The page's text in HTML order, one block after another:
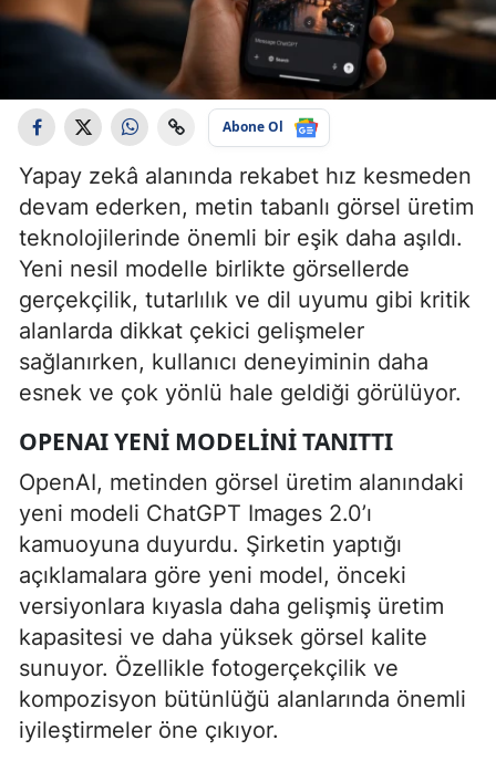
Abone Ol
Yapay zekâ alanında rekabet hız kesmeden
devam ederken, metin tabanlı görsel üretim
teknolojilerinde önemli bir eşik daha aşıldı.
Yeni nesil modelle birlikte görsellerde
gerçekçilik, tutarlılık ve dil uyumu gibi kritik
alanlarda dikkat çekici gelişmeler
sağlanırken, kullanıcı deneyiminin daha
esnek ve çok yönlü hale geldiği görülüyor.
OPENAI YENI MODELINI TANITTI
OpenAI, metinden görsel üretim alanındaki
yeni modeli ChatGPT Images 2.0’ı
kamuoyuna duyurdu. Şirketin yaptığı
açıklamalara göre yeni model, önceki
versiyonlara kıyasla daha gelişmiş üretim
kapasitesi ve daha yüksek görsel kalite
sunuyor. Özellikle fotogerçekçilik ve
kompozisyon bütünlüğü alanlarında önemli
iyileştirmeler öne çıkıyor.